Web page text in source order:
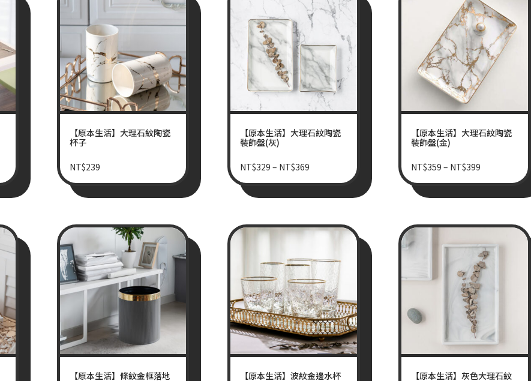
【原本生活】大理石紋陶瓷
杯子
NT$239
【原本生活】大理石紋陶瓷
裝飾盤(灰)
NT$329 – NT$369
【原本生活】大理石紋陶瓷
裝飾盤(金)
NT$359 – NT$399
【原本生活】條紋金框落地
【原本生活】波紋金邊水杯
【原本生活】灰色大理石紋